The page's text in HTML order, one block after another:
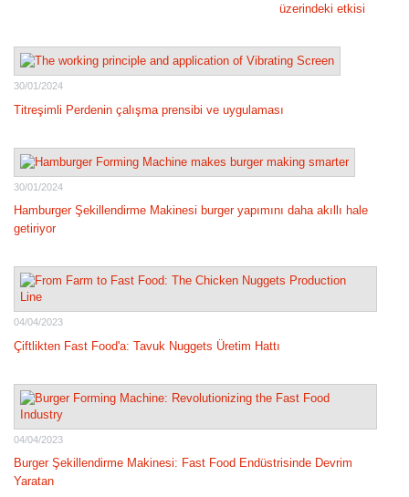
üzerindeki etkisi
30/01/2024
Titreşimli Perdenin çalışma prensibi ve uygulaması
30/01/2024
Hamburger Şekillendirme Makinesi burger yapımını daha akıllı hale
getiriyor
04/04/2023
Çiftlikten Fast Food'a: Tavuk Nuggets Üretim Hattı
04/04/2023
Burger Şekillendirme Makinesi: Fast Food Endüstrisinde Devrim
Yaratan